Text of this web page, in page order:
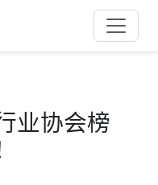
业协会榜